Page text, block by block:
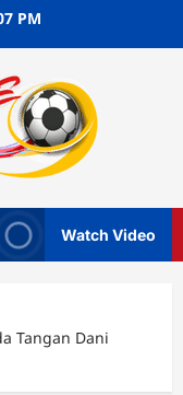
PM
Watch Video
Tangan Dani